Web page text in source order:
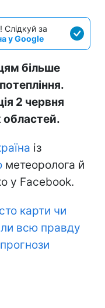
Слідкуй за
у Google
більше
2 червня
областей.
із
метеоролога й
у Facebook.
карти чи
всю правду